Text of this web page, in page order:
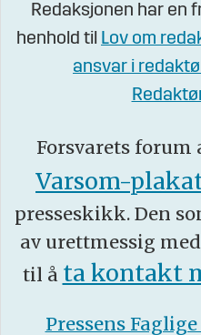
Redaksjonen har en
henhold til Lov om
ansvar i
Forsvarets forum
Varsom-
presseskikk. Den
av urettmessig
til å ta kontakt
Pressens